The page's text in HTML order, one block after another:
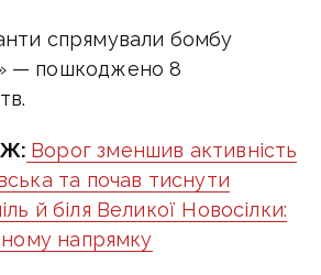
спрямували бомбу
— пошкоджено 8
Ворог зменшив активність
та почав тиснути
й біля Великої Новосілки:
напрямку